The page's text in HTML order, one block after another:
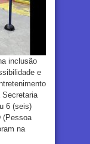
inclusão
e
6 (seis)
(Pessoa
na